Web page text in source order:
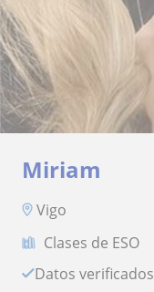
Miriam
Vigo
Clases de ESO
Datos verificados